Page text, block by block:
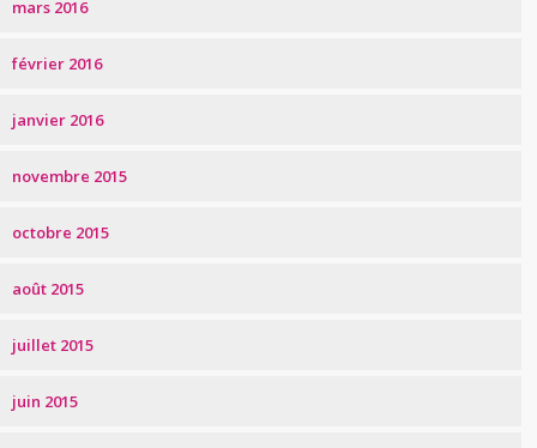
mars 2016
février 2016
janvier 2016
novembre 2015
octobre 2015
août 2015
juillet 2015
juin 2015